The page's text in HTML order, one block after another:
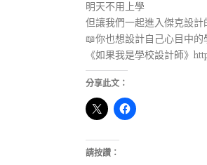
明天不用上學
但讓我們一起進入傑克設計
📖你也想設計自己心目中的
《如果我是學校設計師》
分享此文：
請按讚：